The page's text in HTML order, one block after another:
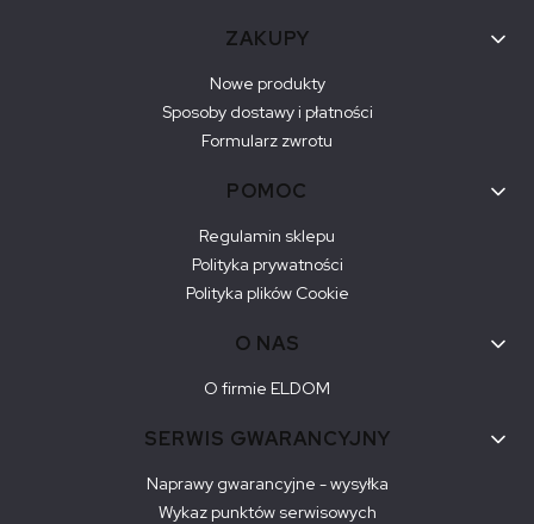
ZAKUPY
Nowe produkty
Sposoby dostawy i płatności
Formularz zwrotu
POMOC
Regulamin sklepu
Polityka prywatności
Polityka plików Cookie
O NAS
O firmie ELDOM
SERWIS GWARANCYJNY
Naprawy gwarancyjne - wysyłka
Wykaz punktów serwisowych